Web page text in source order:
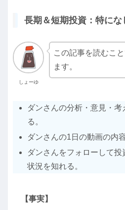
長期＆短期投資：特にな
しょーゆ
この記事を読むこ
ます。
ダンさんの分析・意見・
る。
ダンさんの1日の動画の内
ダンさんをフォローして投
状況を知れる。
【事実】